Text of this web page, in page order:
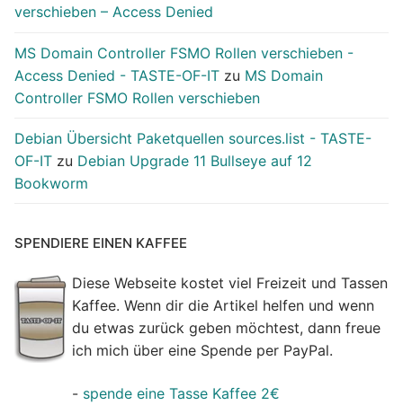
verschieben – Access Denied
MS Domain Controller FSMO Rollen verschieben -
Access Denied - TASTE-OF-IT zu MS Domain
Controller FSMO Rollen verschieben
Debian Übersicht Paketquellen sources.list - TASTE-
OF-IT zu Debian Upgrade 11 Bullseye auf 12
Bookworm
SPENDIERE EINEN KAFFEE
Diese Webseite kostet viel Freizeit und Tassen
Kaffee. Wenn dir die Artikel helfen und wenn
du etwas zurück geben möchtest, dann freue
ich mich über eine Spende per PayPal.
- spende eine Tasse Kaffee 2€